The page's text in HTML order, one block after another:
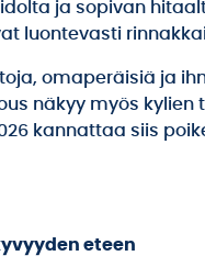
ja sopivan
luontevasti
omaperäisiä ja
näkyy myös
kannattaa siis
eteen